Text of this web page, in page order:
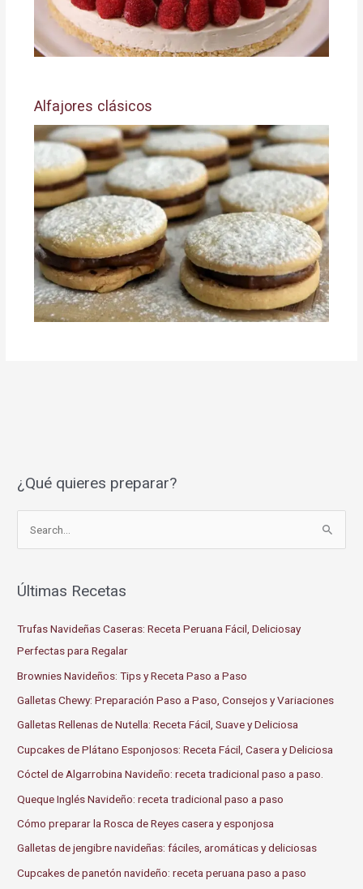
Alfajores clásicos
¿Qué quieres preparar?
r
h
f
o
r
Últimas Recetas
Trufas Navideñas Caseras: Receta Peruana Fácil, Deliciosay
Perfectas para Regalar
Brownies Navideños: Tips y Receta Paso a Paso
Galletas Chewy: Preparación Paso a Paso, Consejos y Variaciones
Galletas Rellenas de Nutella: Receta Fácil, Suave y Deliciosa
Cupcakes de Plátano Esponjosos: Receta Fácil, Casera y Deliciosa
Cóctel de Algarrobina Navideño: receta tradicional paso a paso.
Queque Inglés Navideño: receta tradicional paso a paso
Cómo preparar la Rosca de Reyes casera y esponjosa
Galletas de jengibre navideñas: fáciles, aromáticas y deliciosas
Cupcakes de panetón navideño: receta peruana paso a paso